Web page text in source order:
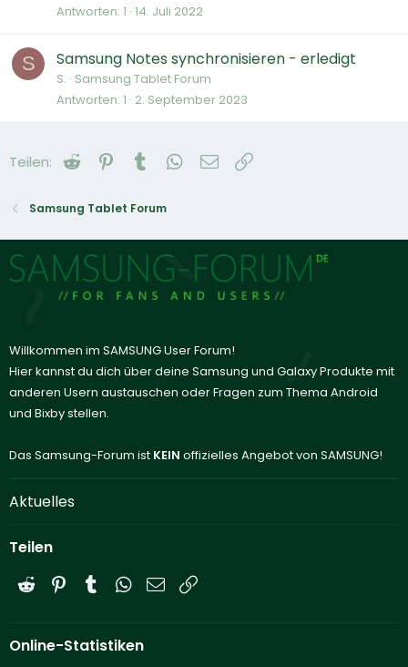
Antworten 1 14. Juli 2022
S Samsung Notes synchronisieren - erledigt
S. Samsung Tablet Forum
Antworten 1 2. September 2023
Teilen: Reddit Pinterest
Tumblr WhatsApp
E-Mail
Samsung Tablet Forum
Willkommen im SAMSUNG User Forum!
Hier kannst du dich über deine Samsung und Galaxy Produkte mit
anderen Usern austauschen oder Fragen zum Thema Android
und Bixby stellen.
Das Samsung-Forum ist KEIN offizielles Angebot von SAMSUNG!
Aktuelles
Teilen
Reddit PinterestTumblrWhatsApp
E-Mail
Online-Statistiken